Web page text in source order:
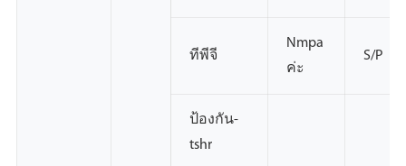
ทีพีจี
Nmpa
ค่ะ
S/P
ป้องกัน-
tshr